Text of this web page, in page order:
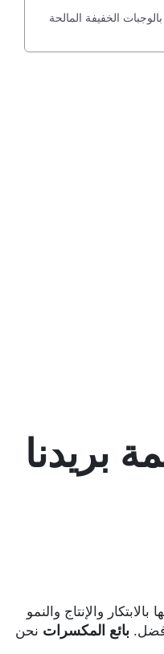
الخفيفة المالحة
بريدنا
والإنتاج والنمو
بائع المكسراتنحن